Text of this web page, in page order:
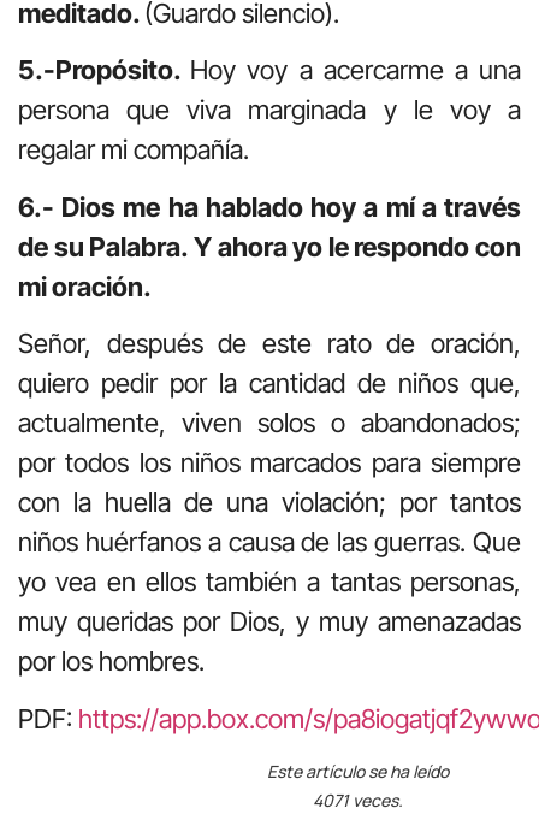
meditado.(Guardo silencio).
5.-Propósito. Hoy voy a acercarme a una
persona que viva marginada y le voy a
regalar mi compañía.
6.- Dios me ha hablado hoy a mí a través
de su Palabra. Y ahora yo le respondo con
mi oración.
Señor, después de este rato de oración,
quiero pedir por la cantidad de niños que,
actualmente, viven solos o abandonados;
por todos los niños marcados para siempre
con la huella de una violación; por tantos
niños huérfanos a causa de las guerras. Que
yo vea en ellos también a tantas personas,
muy queridas por Dios, y muy amenazadas
por los hombres.
PDF: https://app.box.com/s/
Este artículo se ha leído
4071 veces.